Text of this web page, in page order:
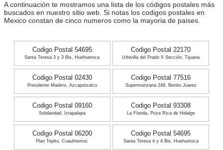
A continuación te mostramos una lista de los códigos postales más
buscados en nuestro sitio web. Si notas los codigos postales en
Mexico constan de cinco numeros como la mayoria de paises.
Codigo Postal 54695
Santa Teresa 3 y 3 Bis, Huehuetoca
Codigo Postal 22170
Urbivilla del Prado II Sección, Tijuana
Codigo Postal 02430
Presidente Madero, Azcapotzalco
Codigo Postal 77516
Supermanzana 248, Benito Juarez
Codigo Postal 09160
Solidaridad, Iztapalapa
Codigo Postal 93308
La Florida, Poza Rica de Hidalgo
Codigo Postal 06200
Plan Tepito, Cuauhtemoc
Codigo Postal 54695
Santa Teresa 4 y 4 Bis, Huehuetoca